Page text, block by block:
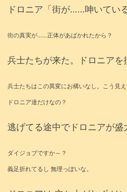
ドロニア「街が……呻いている
街の真実が……正体があばかれたから？
兵士たちが来た。ドロニアを
兵士たちはこの異変にお構いなし。こう見
ドロニア達だけなの？
逃げてる途中でドロニアが盛
ダイジョブですか～？
義足折れてるし 無理っぽいな。